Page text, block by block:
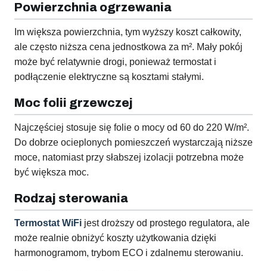
Powierzchnia ogrzewania
Im większa powierzchnia, tym wyższy koszt całkowity,
ale często niższa cena jednostkowa za m². Mały pokój
może być relatywnie drogi, ponieważ termostat i
podłączenie elektryczne są kosztami stałymi.
Moc folii grzewczej
Najczęściej stosuje się folie o mocy od 60 do 220 W/m².
Do dobrze ocieplonych pomieszczeń wystarczają niższe
moce, natomiast przy słabszej izolacji potrzebna może
być większa moc.
Rodzaj sterowania
Termostat WiFi jest droższy od prostego regulatora, ale
może realnie obniżyć koszty użytkowania dzięki
harmonogramom, trybom ECO i zdalnemu sterowaniu.